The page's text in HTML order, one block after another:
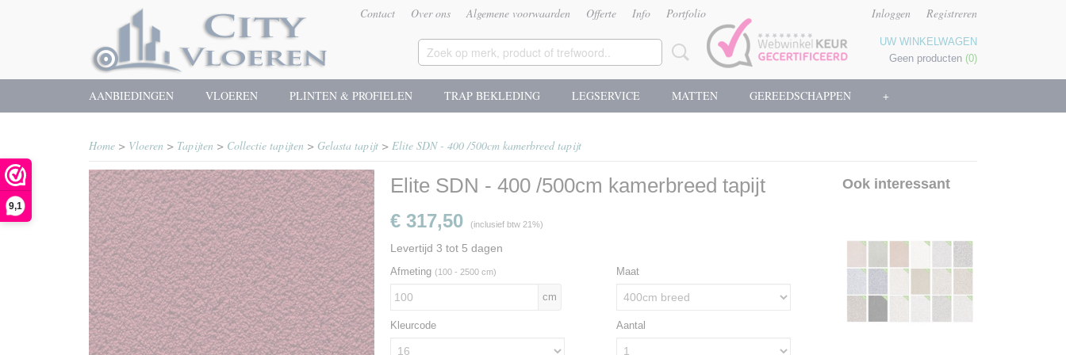
9,1
Contact Over ons Algemene voorwaarden Offerte Info Portfolio Inloggen Registreren
UW WINKELWAGEN
Geen producten (0)
AANBIEDINGEN VLOEREN PLINTEN & PROFIELEN TRAP BEKLEDING LEGSERVICE MATTEN GEREEDSCHAPPEN +
Home > Vloeren > Tapijten > Collectie tapijten > Gelasta tapijt > Elite SDN - 400 /500cm kamerbreed tapijt
Elite SDN - 400 /500cm kamerbreed tapijt
€ 317,50 (inclusief btw 21%)
Levertijd 3 tot 5 dagen
Afmeting (100 - 2500 cm)
cm
Maat
Kleurcode Aantal
Ook interessant